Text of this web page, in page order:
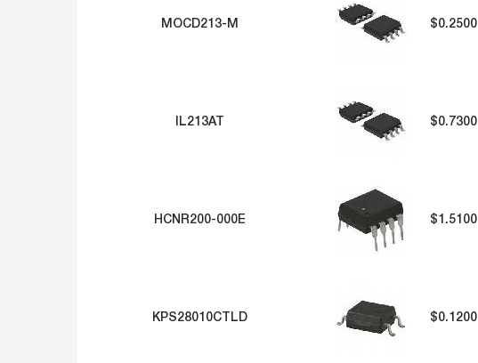
MOCD213-M $0.2500
IL213AT $0.7300
HCNR200-000E $1.5100
KPS28010CTLD $0.1200